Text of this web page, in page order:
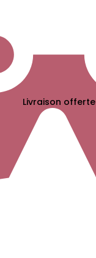
Livraison offerte